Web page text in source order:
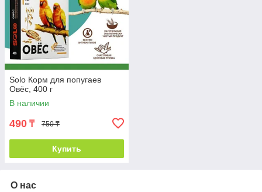
Solo Корм для попугаев
Овёс, 400 г
В наличии
490 ₸ 750 ₸
Купить
О нас